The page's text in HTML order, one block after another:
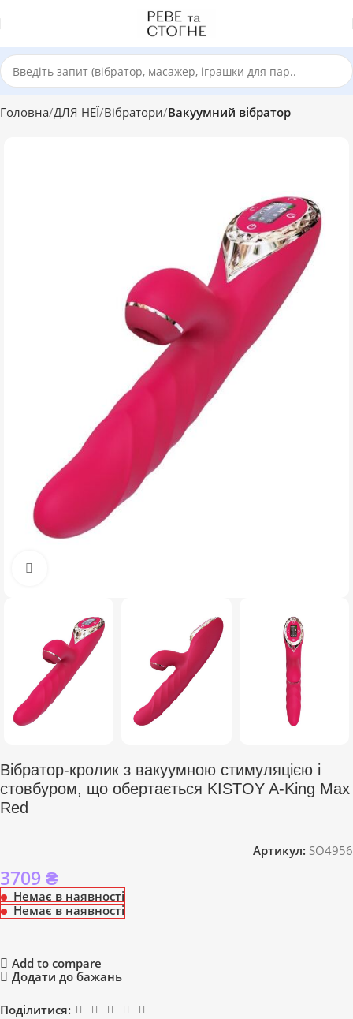
Головна ДЛЯ НЕЇ Вібратори Вакуумний вібратор
Вібратор-кролик з вакуумною стимуляцією і
стовбуром, що обертається KISTOY A-King Max
Red
Артикул: SO4956
3709 ₴
Немає в наявності
Немає в наявності
Add to compare
Додати до бажань
Поділитися: